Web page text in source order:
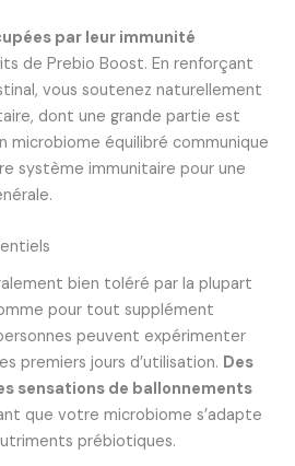
par leur immunité
de Prebio Boost. En renforçant
vous soutenez naturellement
dont une grande partie est
microbiome équilibré communique
système immunitaire pour une
bien toléré par la plupart
pour tout supplément
peuvent expérimenter
premiers jours d’utilisation. Des
sensations de ballonnements
que votre microbiome s’adapte
prébiotiques.